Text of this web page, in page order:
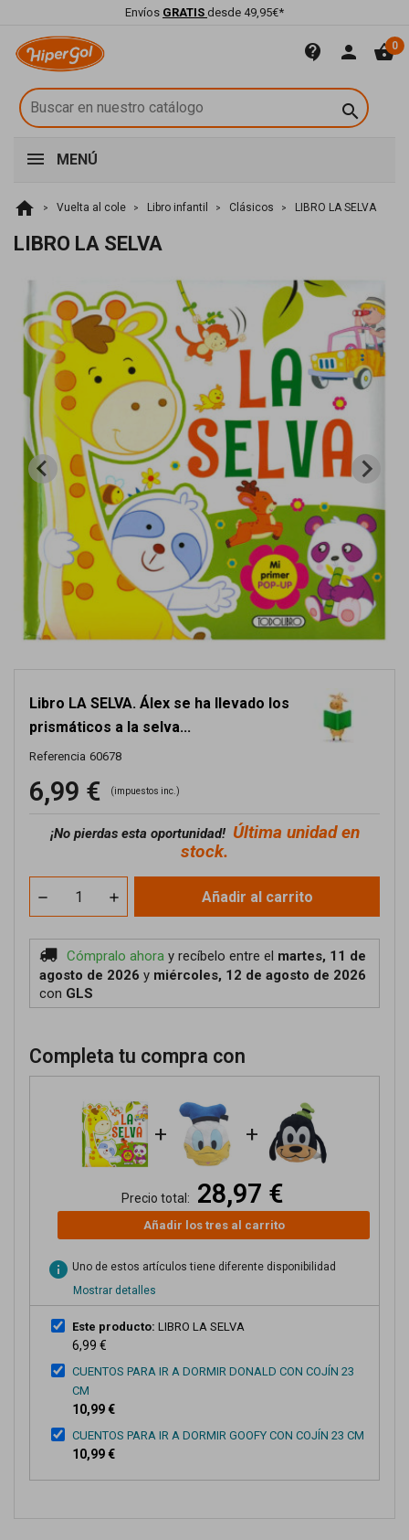
Envíos GRATIS desde 49,95€*
contact_support person shopping_basket0

MENÚ
home Vuelta al cole Libro infantil Clásicos LIBRO LA SELVA
LIBRO LA SELVA
Libro LA SELVA. Álex se ha llevado los
prismáticos a la selva...
Referencia 60678
6,99 € (impuestos inc.)
¡No pierdas esta oportunidad! Última unidad en
stock.
Añadir al carrito
Cómpralo ahora y recíbelo entre el martes, 11 de
agosto de 2026 y miércoles, 12 de agosto de 2026
con GLS
Completa tu compra con
+ +
Precio total: 28,97 €
Añadir los tres al carrito
info Uno de estos artículos tiene diferente disponibilidad
Mostrar detalles
Este producto: LIBRO LA SELVA
6,99 €
CUENTOS PARA IR A DORMIR DONALD CON COJÍN 23
CM
10,99 €
CUENTOS PARA IR A DORMIR GOOFY CON COJÍN 23 CM
10,99 €